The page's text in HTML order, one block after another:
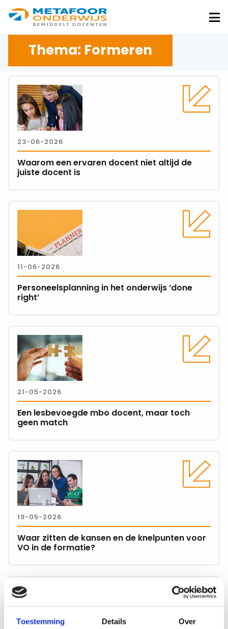
Toestemming Details Over
Metafoor
Onderwijs
Thema: Formeren
23-06-2026
Waarom een ervaren docent niet altijd de
juiste docent is
Lees
meer
over
Waarom
een
ervaren
docent
niet
altijd
11-06-2026
Personeelsplanning in het onderwijs ‘done
right’
Lees
Personeelsplanning
het
onderwijs
‘done
right’
21-05-2026
Een lesbevoegde mbo docent, maar toch
geen match
Lees
meer
over
Een
lesbevoegde
mbo
docent,
maar
toch
19-05-2026
Waar zitten de kansen en de knelpunten voor
VO in de formatie?
Lees
meer
over
Waar
zitten
de
kansen
en
voor
VO
de
meer